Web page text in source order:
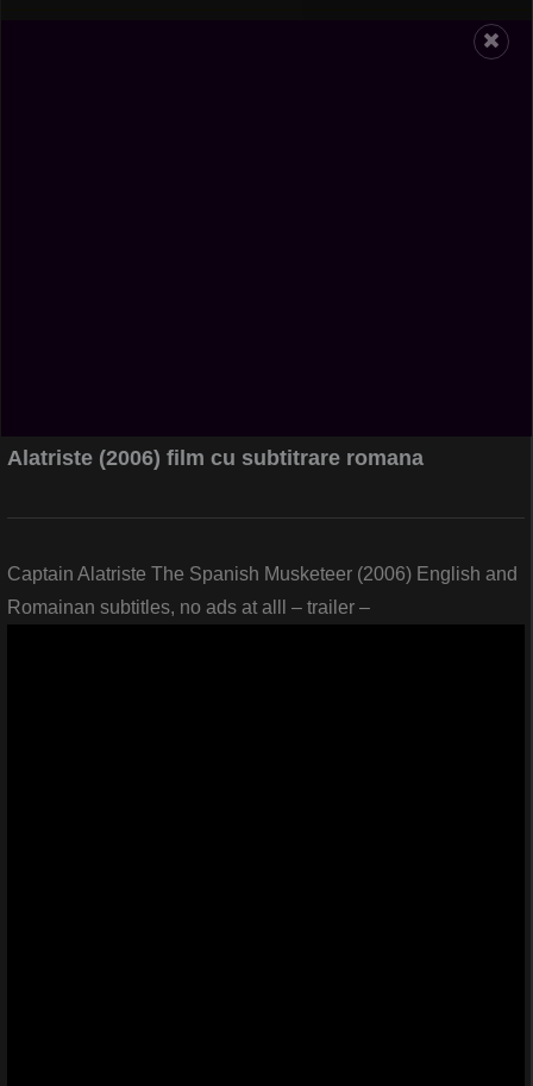
Alatriste (2006) film cu subtitrare romana
Captain Alatriste The Spanish Musketeer (2006) English and
Romainan subtitles, no ads at alll – trailer –